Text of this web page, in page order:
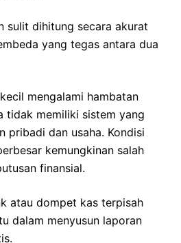
sulit dihitung secara akurat
yang tegas antara dua
mengalami hambatan
tidak memiliki sistem yang
pribadi dan usaha. Kondisi
kemungkinan salah
finansial.
atau dompet kas terpisah
dalam menyusun laporan